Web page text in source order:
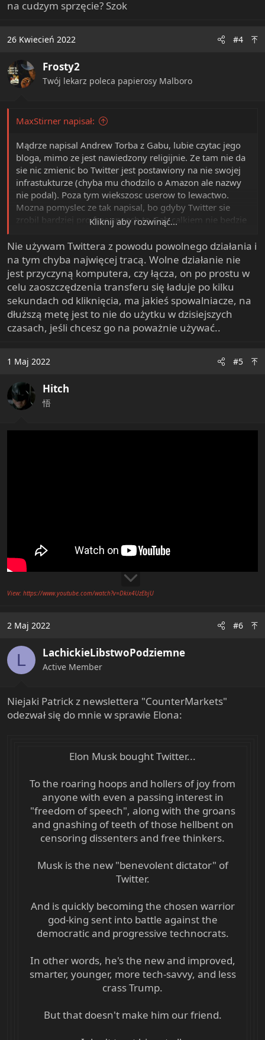
na cudzym sprzęcie? Szok
26 Kwiecień 2022 #4
Frosty2
Twój lekarz poleca papierosy Malboro
MaxStirner napisał:
Mądrze napisal Andrew Torba z Gabu, lubie czytac jego
bloga, mimo ze jest nawiedzony religijnie. Ze tam nie da
sie nic zmienic bo Twitter jest postawiony na nie swojej
infrastukturze (chyba mu chodzilo o Amazon ale nazwy
nie podal). Poza tym wiekszosc userow to lewactwo.
Mozna pomyslec ze tak napisal, bo gdyby Twitter sie
zrobil bardziej pro free speech to Gab calkiem nie bedzie
inwestycji w Gaba, ale zostal olany. Ale ma sporo racji..
Btw Twitter stoi na cudzym sprzęcie? Szok
Kliknij aby rozwinąć...
Nie używam Twittera z powodu powolnego działania i
na tym chyba najwięcej tracą. Wolne działanie nie
jest przyczyną komputera, czy łącza, on po prostu w
celu zaoszczędzenia transferu się ładuje po kilku
sekundach od kliknięcia, ma jakieś spowalniacze, na
dłuższą metę jest to nie do użytku w dzisiejszych
czasach, jeśli chcesz go na poważnie używać..
1 Maj 2022 #5
Hitch
悟
View: https://www.youtube.com/watch?v=Dkix4UzEbjU
2 Maj 2022 #6
L LachickieLibstwoPodziemne
Active Member
Niejaki Patrick z newslettera "CounterMarkets"
odezwał się do mnie w sprawie Elona:
Elon Musk bought Twitter...
To the roaring hoops and hollers of joy from
anyone with even a passing interest in
"freedom of speech", along with the groans
and gnashing of teeth of those hellbent on
censoring dissenters and free thinkers.
Musk is the new "benevolent dictator" of
Twitter.
And is quickly becoming the chosen warrior
god-king sent into battle against the
democratic and progressive technocrats.
In other words, he's the new and improved,
smarter, younger, more tech-savvy, and less
crass Trump.
But that doesn't make him our friend.